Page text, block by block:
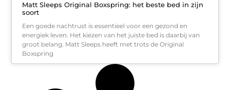
Matt Sleeps Original Boxspring: het beste bed in zijn
soort
Een goede nachtrust is essentieel voor een gezond en
energiek leven. Het kiezen van het juiste bed is daarbij van
groot belang. Matt Sleeps heeft met trots de Original
Boxspring